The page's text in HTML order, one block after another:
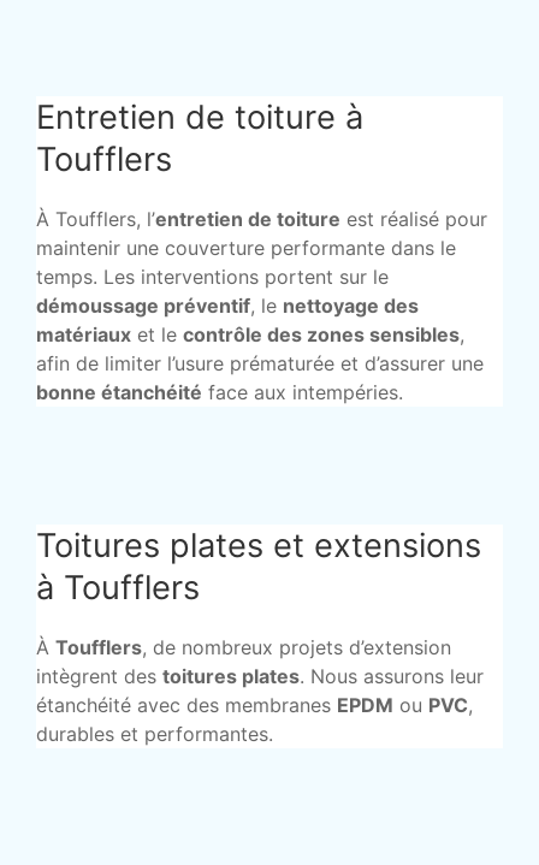
Entretien de toiture à
Toufflers
À Toufflers, l’entretien de toiture est réalisé pour
maintenir une couverture performante dans le
temps. Les interventions portent sur le
démoussage préventif, le nettoyage des
matériaux et le contrôle des zones sensibles,
afin de limiter l’usure prématurée et d’assurer une
bonne étanchéité face aux intempéries.
Toitures plates et extensions
à Toufflers
À Toufflers, de nombreux projets d’extension
intègrent des toitures plates. Nous assurons leur
étanchéité avec des membranes EPDM ou PVC,
durables et performantes.